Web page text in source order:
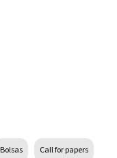
Bolsas Call for papers